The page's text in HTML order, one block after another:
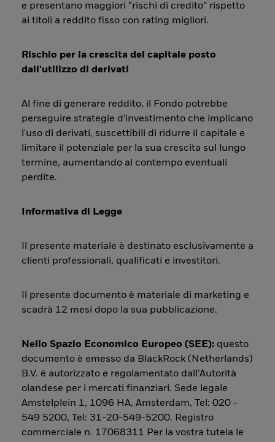
e presentano maggiori “rischi di credito” rispetto
ai titoli a reddito fisso con rating migliori.
Rischio per la crescita del capitale posto
dall'utilizzo di derivati
Al fine di generare reddito, il Fondo potrebbe
perseguire strategie d'investimento che implicano
l'uso di derivati, suscettibili di ridurre il capitale e
limitare il potenziale per la sua crescita sul lungo
termine, aumentando al contempo eventuali
perdite.
Informativa di Legge
Il presente materiale è destinato esclusivamente a
clienti professionali, qualificati e investitori.
Il presente documento è materiale di marketing e
scadrà 12 mesi dopo la sua pubblicazione.
Nello Spazio Economico Europeo (SEE): questo
documento è emesso da BlackRock (Netherlands)
B.V. è autorizzato e regolamentato dall'Autorità
olandese per i mercati finanziari. Sede legale
Amstelplein 1, 1096 HA, Amsterdam, Tel: 020 -
549 5200, Tel: 31-20-549-5200. Registro
commerciale n. 17068311 Per la vostra tutela le